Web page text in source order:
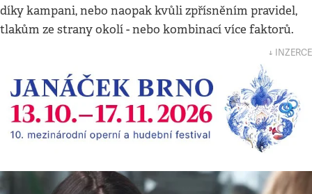
díky kampani, nebo naopak kvůli zpřísněním pravidel,
tlakům ze strany okolí - nebo kombinací více faktorů.
↓ INZERCE